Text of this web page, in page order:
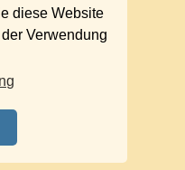
diese Website
Verwendung
Ost